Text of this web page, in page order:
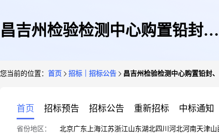
昌吉州检验检测中心购置铅封、
您当前的位置： 首页 招标｜招标公告 昌吉州检验检测中心购置铅封
首页 招标预告 招标公告 重新招标 中标通知
省份地区： 北京广东 上海江苏浙江山东湖北四川 河北河南天津山